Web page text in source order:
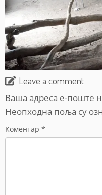
Leave a comment
Ваша адреса е-поште
Неопходна поља су
Коментар *